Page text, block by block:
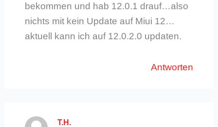
bekommen und hab 12.0.1 drauf…also
nichts mit kein Update auf Miui 12…
aktuell kann ich auf 12.0.2.0 updaten.
Antworten
T.H.